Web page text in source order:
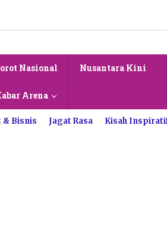
Nasional Nusantara Kini
Arena
& Bisnis Jagat Rasa Kisah